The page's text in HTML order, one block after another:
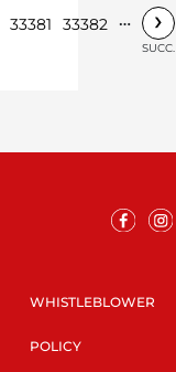
33381 33382 … ›
SUCC.
WHISTLEBLOWER
POLICY